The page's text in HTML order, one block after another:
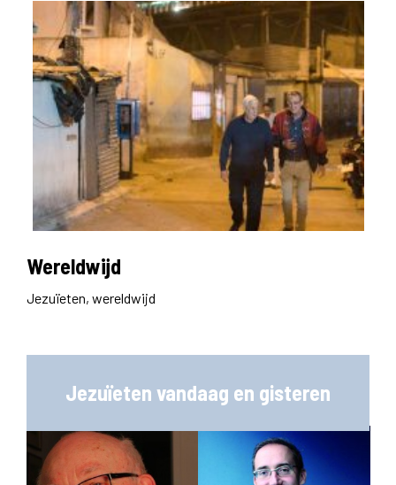
Wereldwijd
Jezuïeten, wereldwijd
Jezuïeten vandaag en gisteren